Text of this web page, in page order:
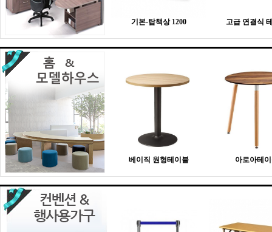
기본-탑책상 1200 고급 연결식
베이직 원형테이블 아로아테